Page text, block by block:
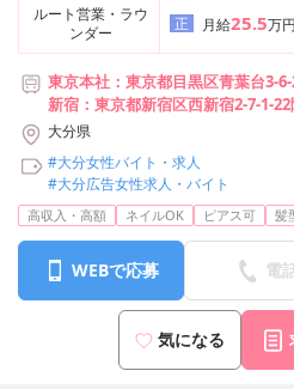
ルート営業・ラウ
ンダー
正 月給25.5万
東京本社：東京都目黒区青葉台3-
新宿：東京都新宿区西新宿2-7-1-
池袋：東京都豊島区池袋2-49-14-201
札幌：北海道札幌市中央区南2条西
仙台：宮城県仙台市青葉区本町1-
宇都宮：栃木県宇都宮市池上町4-
静岡：静岡市葵区呉服町2-2-13-8階
名古屋：愛知県名古屋市中村区竹橋
大阪：大阪府大阪市北区梅田3-3-
広島：広島県広島市中区大手町2-
神戸：兵庫県神戸市中央区東町
福岡：福岡県福岡市中央区天神1-
小倉：福岡県北九州市小倉北区米
大分県
#大分女性バイト・求人
#大分広告女性求人・バイト
高収入・高額 ネイルOK ピアス可 髪
WEBで応募 電
気になる